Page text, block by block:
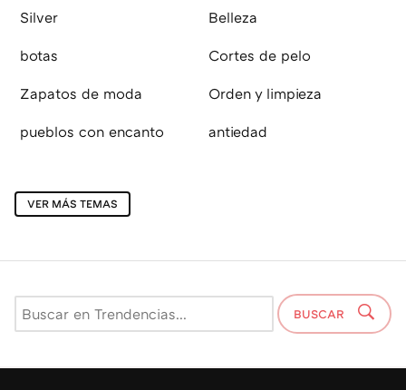
Silver Belleza
botas Cortes de pelo
Zapatos de moda Orden y limpieza
pueblos con encanto antiedad
VER MÁS TEMAS
BUSCAR